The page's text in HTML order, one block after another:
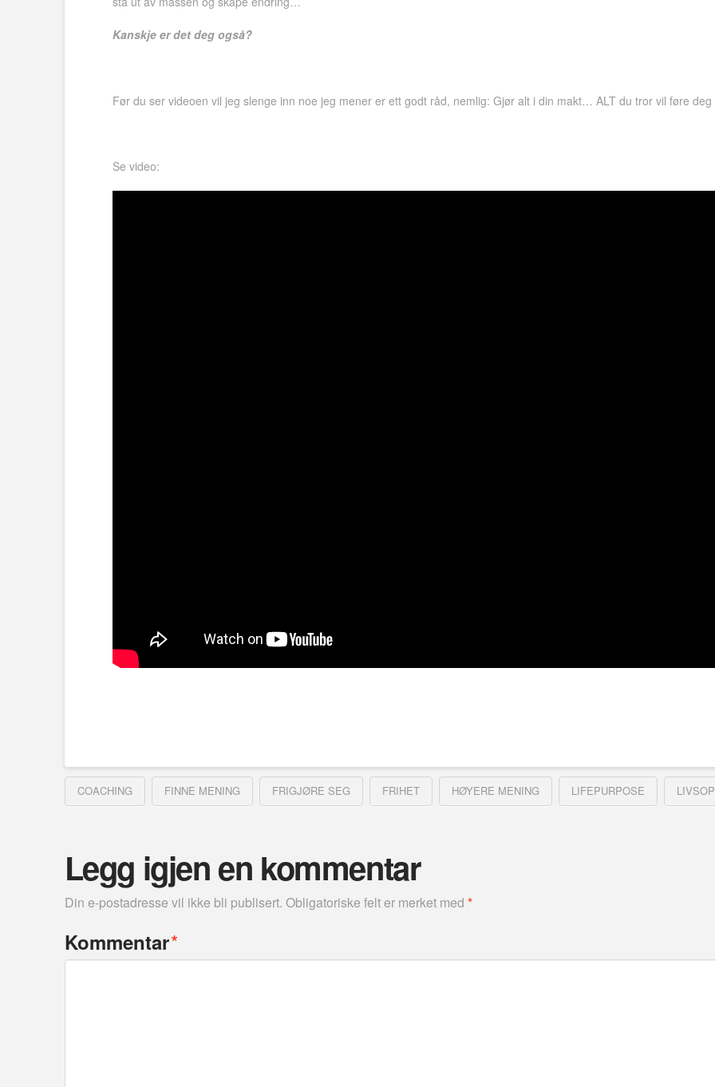
Kanskje er det deg også?
Før du ser videoen vil jeg slenge inn noe jeg mener er ett godt råd, nemlig: Gjør alt i din makt… ALT du tror vil føre deg
Se video:
COACHING FINNE MENING FRIGJØRE SEG FRIHET HØYERE MENING LIFEPURPOSE
Legg igjen en kommentar
Din e-postadresse vil ikke bli publisert. Obligatoriske felt er merket med *
Kommentar*